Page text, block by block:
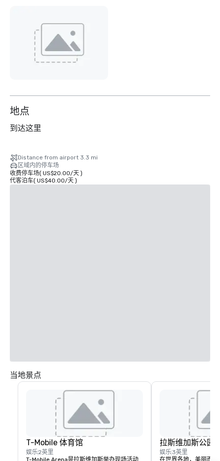
地点
到达这里
Distance from airport 3.3 mi
区域内的停车场
收费停车场( US$20.00/天)
代客泊车( US$40.00/天)
当地景点
T-Mobile 体育馆
娱乐2英里
拉斯维加斯公园
娱乐3英里